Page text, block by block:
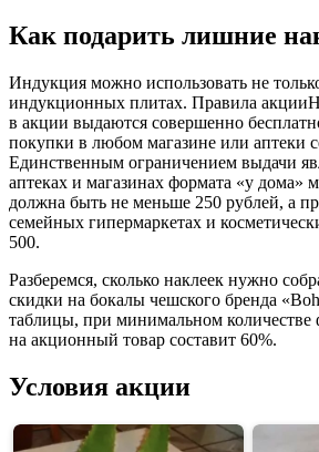
Как подарить лишние
Индукция можно использовать не
индукционных плитах. Правила
в акции выдаются совершенно
покупки в любом магазине или аптеки
Единственным ограничением выдачи
аптеках и магазинах формата «у дома»
должна быть не меньше 250 рублей, а
семейных гипермаркетах и
500.
Разберемся, сколько наклеек нужно
скидки на бокалы чешского бренда
таблицы, при минимальном
на акционный товар составит 60%.
Условия акции